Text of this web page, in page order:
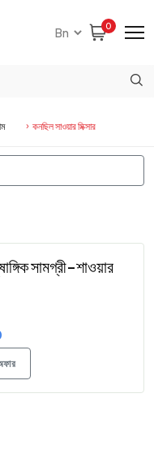
0
কনছিল সাওয়ার মিক্সার
সামগ্রী-শাওয়ার